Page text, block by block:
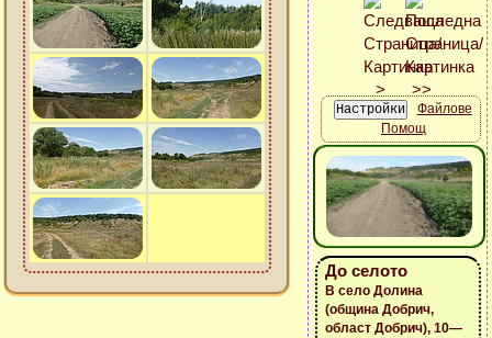
Файлове
Помощ
До селото
В село Долина
(община Добрич,
област Добрич), 10—